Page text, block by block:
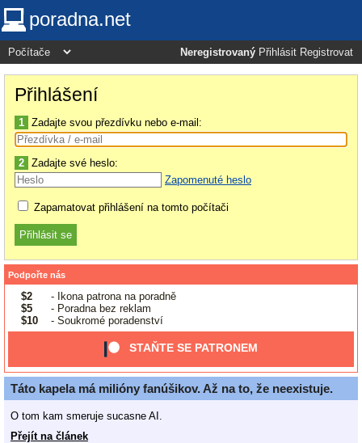
poradna.net
Neregistrovaný Přihlásit Registrovat
Přihlášení
1 Zadajte svou přezdívku nebo e-mail:
2 Zadajte své heslo:
Zapomenuté heslo
Zapamatovat přihlášení na tomto počítači
Podpořte nás
$2
- Ikona patrona na poradně
$5
- Poradna bez reklam
$10
- Soukromé poradenství
STAŇTE SE PATRONEM
Táto kapela má milióny fanúšikov. Až na to, že neexistuje.
O tom kam smeruje sucasne AI.
Přejít na článek